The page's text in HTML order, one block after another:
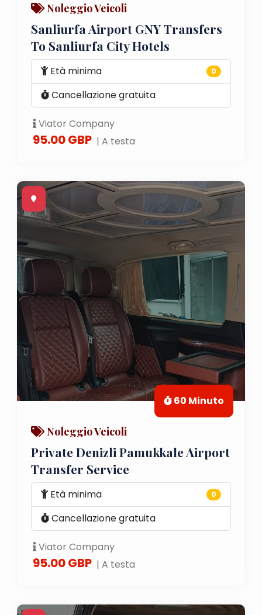
Noleggio Veicoli
Sanliurfa Airport GNY Transfers
To Sanliurfa City Hotels
Età minima 0
Cancellazione gratuita
Viator Company
95.00 GBP | A testa
60 Minuto
Noleggio Veicoli
Private Denizli Pamukkale Airport
Transfer Service
Età minima 0
Cancellazione gratuita
Viator Company
95.00 GBP | A testa